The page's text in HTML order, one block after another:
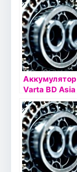
Varta BD
G7 (595 404)